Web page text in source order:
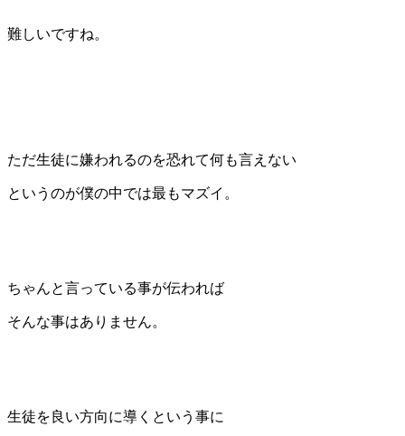
難しいですね。
ただ生徒に嫌われるのを恐れて何も言えない
というのが僕の中では最もマズイ。
ちゃんと言っている事が伝われば
そんな事はありません。
生徒を良い方向に導くという事に